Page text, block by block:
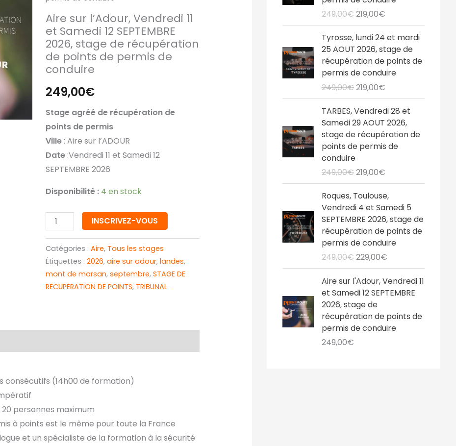
Aire sur l’Adour, Vendredi 11
et Samedi 12 SEPTEMBRE
2026, stage de récupération
de points de permis de
conduire
249,00€
Stage agréé de récupération de
points de permis
Ville : Aire sur l’ADOUR
Date :Vendredi 11 et Samedi 12
SEPTEMBRE 2026
Disponibilité : 4 en stock
l'Adour,
Vendredi
11
et
Samedi
12
SEPTEMBRE
2026,
stage
de
récupération
de
points
permis
de
conduire
INSCRIVEZ-VOUS
Catégories :Aire, Tous les stages
Étiquettes :2026,aire sur adour,landes,
mont de marsan,septembre,STAGE DE
RECUPERATION DE POINTS, TRIBUNAL
consécutifs (14h00 de formation)
personnes maximum
à points est le même pour toute la France
et un spécialiste de la formation à la sécurité
249,00€
i
x
n
t
i
a
l
é
t
a
i
:
2
4
9
,
0
0
.
219,00€
i
c
t
u
e
e
s
t
:
9
,
0
0
€
.
Tyrosse, lundi 24 et mardi
25 AOUT 2026, stage de
récupération de points de
permis de conduire
249,00€
L
e
p
x
n
i
t
i
l
é
t
a
i
t
:
2
4
9
,
0
0
219,00€
r
c
t
u
e
s
t
:
2
1
9
,
0
0
TARBES, Vendredi 28 et
Samedi 29 AOUT 2026,
stage de récupération de
points de permis de
conduire
249,00€
L
e
p
r
i
i
i
t
i
a
l
é
t
a
i
t
:
219,00€
L
e
p
r
i
t
u
e
e
s
t
:
1
9
Roques, Toulouse,
Vendredi 4 et Samedi 5
SEPTEMBRE 2026, stage de
récupération de points de
permis de conduire
249,00€
L
e
p
r
i
i
t
i
a
l
229,00€
e
r
i
t
u
l
e
Aire sur l'Adour, Vendredi 11
et Samedi 12 SEPTEMBRE
2026, stage de
récupération de points de
permis de conduire
249,00€